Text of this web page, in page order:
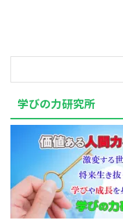
学びの力研究所